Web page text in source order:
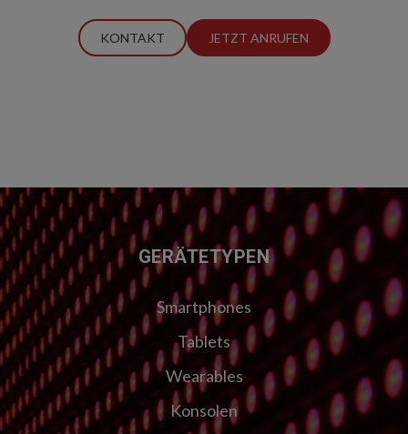
KONTAKT JETZT ANRUFEN
FUSSZEILE GERÄTETYPEN
Smartphones
Tablets
Wearables
Konsolen